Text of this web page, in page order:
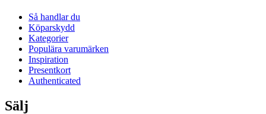
Så handlar du
Köparskydd
Kategorier
Populära varumärken
Inspiration
Presentkort
Authenticated
Sälj